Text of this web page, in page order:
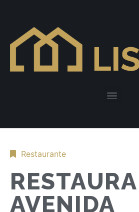
Restaurante
AVENIDA